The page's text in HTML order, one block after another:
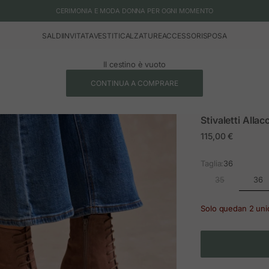
CERIMONIA E MODA DONNA PER OGNI MOMENTO
SALDIINVITATAVESTITICALZATUREACCESSORISPOSA
Il cestino è vuoto
CONTINUA A COMPRARE
Stivaletti
Prezzo in offerta
115,00 €
Taglia:36
35
36
Solo quedan 2